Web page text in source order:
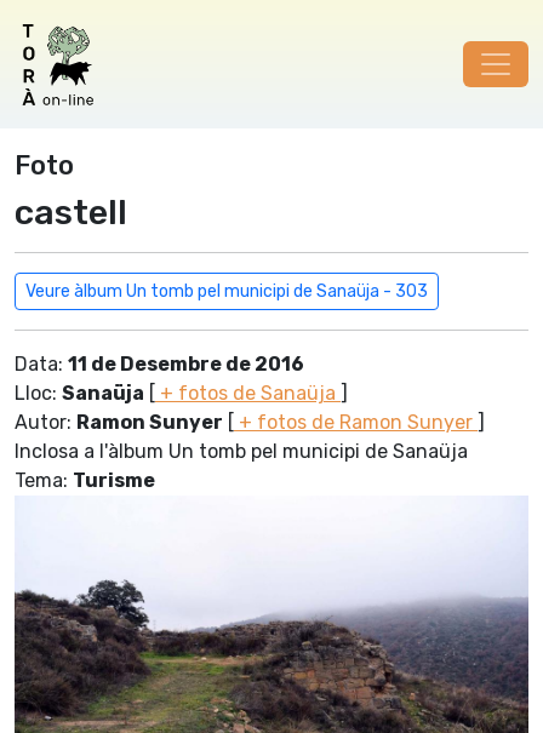
Foto
castell
Veure àlbum Un tomb pel municipi de Sanaüja - 303
Data: 11 de Desembre de 2016
Lloc: Sanaüja [ + fotos de Sanaüja ]
Autor: Ramon Sunyer [ + fotos de Ramon Sunyer ]
Inclosa a l'àlbum Un tomb pel municipi de Sanaüja
Tema: Turisme